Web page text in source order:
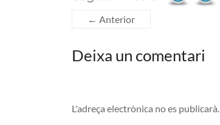
← Anterior
Deixa un comentari
L'adreça electrònica no es publicarà.